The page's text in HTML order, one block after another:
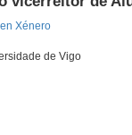
Xénero
de Vigo